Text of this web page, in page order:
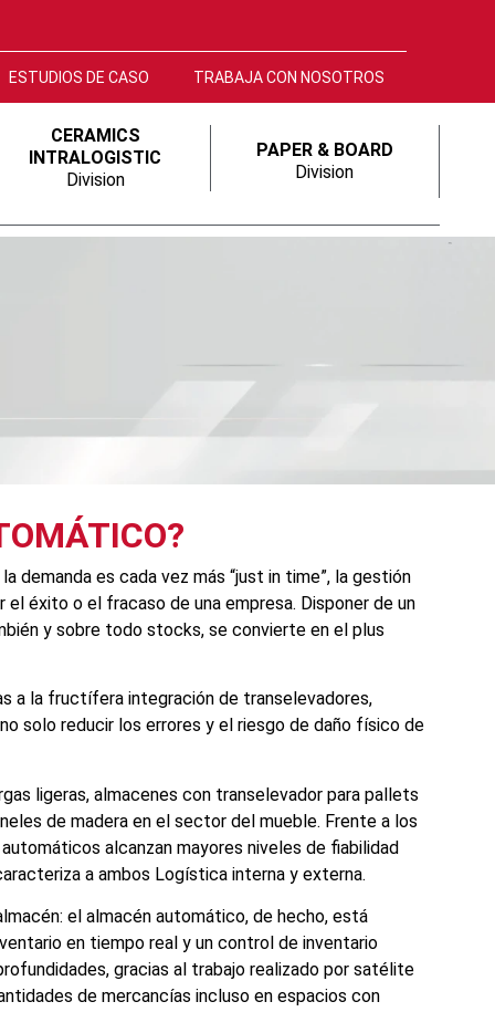
ESTUDIOS DE CASO TRABAJA CON NOSOTROS
CERAMICS
INTRALOGISTIC
Division
PAPER & BOARD
Division
demanda es cada vez más “just in time”, la gestión
éxito o el fracaso de una empresa. Disponer de un
y sobre todo stocks, se convierte en el plus
a la fructífera integración de transelevadores,
solo reducir los errores y el riesgo de daño físico de
ligeras, almacenes con transelevador para pallets
de madera en el sector del mueble. Frente a los
alcanzan mayores niveles de fiabilidad
a ambos Logística interna y externa.
el almacén automático, de hecho, está
en tiempo real y un control de inventario
gracias al trabajo realizado por satélite
de mercancías incluso en espacios con